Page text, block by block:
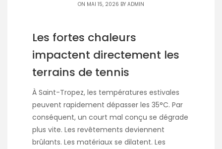
ON MAI 15, 2026 BY ADMIN
Les fortes chaleurs
impactent directement les
terrains de tennis
À Saint-Tropez, les températures estivales
peuvent rapidement dépasser les 35°C. Par
conséquent, un court mal conçu se dégrade
plus vite. Les revêtements deviennent
brûlants. Les matériaux se dilatent. Les